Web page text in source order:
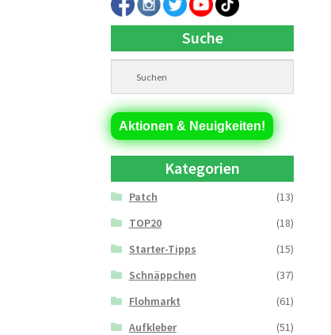
Suche
Aktionen & Neuigkeiten!
Kategorien
Patch
(13)
TOP20
(18)
Starter-Tipps
(15)
Schnäppchen
(37)
Flohmarkt
(61)
Aufkleber
(51)